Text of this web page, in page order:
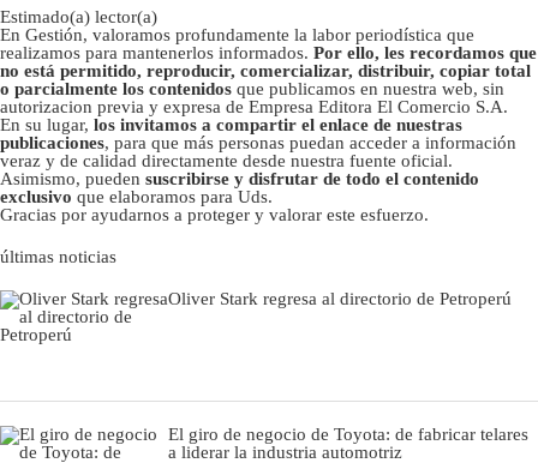
Estimado(a) lector(a)
En Gestión, valoramos profundamente la labor periodística que
realizamos para mantenerlos informados. Por ello, les recordamos que
no está permitido, reproducir, comercializar, distribuir, copiar total
o parcialmente los contenidos que publicamos en nuestra web, sin
autorizacion previa y expresa de Empresa Editora El Comercio S.A.
En su lugar, los invitamos a compartir el enlace de nuestras
publicaciones, para que más personas puedan acceder a información
veraz y de calidad directamente desde nuestra fuente oficial.
Asimismo, pueden suscribirse y disfrutar de todo el contenido
exclusivo que elaboramos para Uds.
Gracias por ayudarnos a proteger y valorar este esfuerzo.
últimas noticias
Oliver Stark regresa al directorio de Petroperú
El giro de negocio de Toyota: de fabricar telares
a liderar la industria automotriz